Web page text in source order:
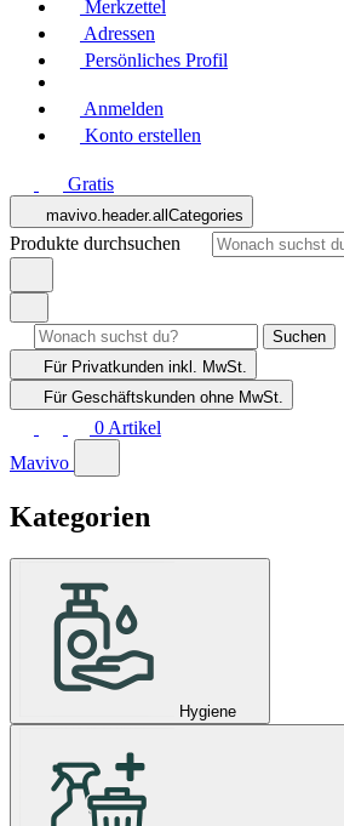
Merkzettel
Adressen
Persönliches Profil
Anmelden
Konto erstellen
Gratis
mavivo.header.allCategories
Produkte durchsuchen
Suchen
Für Privatkunden inkl. MwSt.
Für Geschäftskunden ohne MwSt.
0 Artikel
Mavivo
Kategorien
Hygiene